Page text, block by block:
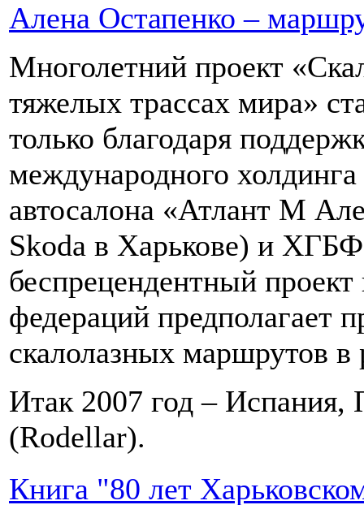
Алена Остапенко –
Многолетний проект
тяжелых трассах мира»
только благодаря
международного
автосалона «Атлант М
Skoda в Харькове) и
беспрецендентный
федераций предполагает
скалолазных маршрутов
Итак 2007 год – Испания,
(Rodellar).
Книга "80 лет